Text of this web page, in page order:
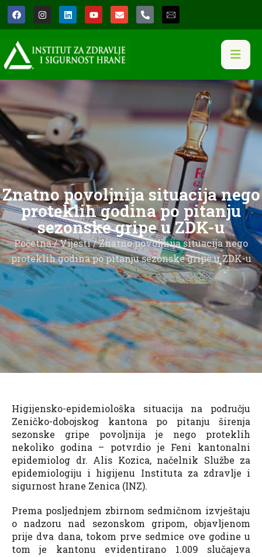
Znatno povoljnija situacija nego
proteklih godina po pitanju
sezonske gripe u ZDK-u
Početna/Vijesti/ Znatno povoljnija situacija nego
proteklih godina po pitanju sezonske gripe u ZDK-u
Higijensko-epidemiološka situacija na području
Zeničko-dobojskog kantona po pitanju širenja
sezonske gripe povoljnija je nego proteklih
nekoliko godina – potvrdio je Feni kantonalni
epidemiolog dr. Alis Kozica, načelnik Službe za
epidemiologiju i higijenu Instituta za zdravlje i
sigurnost hrane Zenica (INZ).
Prema posljednjem zbirnom sedmičnom izvještaju
o nadzoru nad sezonskom gripom, objavljenom
prije dva dana, tokom prve sedmice ove godine u
tom je kantonu evidentirano 1.009 slučajeva